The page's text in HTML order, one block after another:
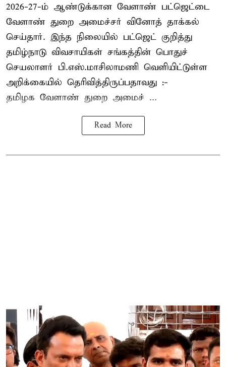
2026-27-ம் ஆண்டுக்கான வேளாண் பட்ஜெட்டை
வேளாண் துறை அமைச்சர் வினோத் தாக்கல்
செய்தார். இந்த நிலையில் பட்ஜெட் குறித்து
தமிழ்நாடு விவசாயிகள் சங்கத்தின் பொதுச்
செயலாளர் பி.எஸ்.மாசிலாமணி வெளியிட்டுள்ள
அறிக்கையில் தெரிவித்திருப்பதாவது :-
தமிழக வேளாண் துறை அமைச் ...
Read More